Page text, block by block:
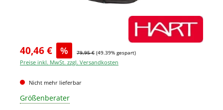
40,46 € % 79,95 € (49.39% gespart)
Preise inkl. MwSt. zzgl. Versandkosten
Nicht mehr lieferbar
Größenberater